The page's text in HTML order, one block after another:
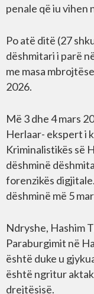
penale që iu vihen
Po atë ditë (27
dëshmitari i parë
me masa
2026.
Më 3 dhe 4 mars
Herlaar- ekspert i
Kriminalistikës së
dëshminë
forenzikës
dëshminë më 5
Ndryshe, Hashim
Paraburgimit në
është duke u
është ngritur
drejtësisë.